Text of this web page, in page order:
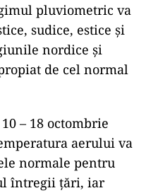
pluviometric va
sudice, estice şi
nordice şi
de cel normal
– 18 octombrie
aerului va
normale pentru
întregii ţări, iar